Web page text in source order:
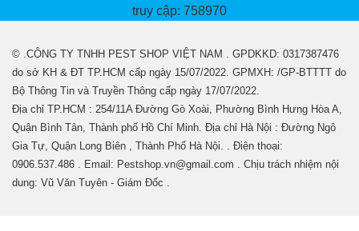
truy cập: 758970
© .CÔNG TY TNHH PEST SHOP VIỆT NAM . GPDKKD: 0317387476
do sở KH & ĐT TP.HCM cấp ngày 15/07/2022. GPMXH: /GP-BTTTT do
Bộ Thông Tin và Truyền Thông cấp ngày 17/07/2022.
Địa chỉ TP.HCM : 254/11A Đường Gò Xoài, Phường Bình Hưng Hòa A,
Quận Bình Tân, Thành phố Hồ Chí Minh. Địa chỉ Hà Nội : Đường Ngô
Gia Tự, Quận Long Biên , Thành Phố Hà Nội. . Điện thoại:
0906.537.486 . Email: Pestshop.vn@gmail.com . Chịu trách nhiệm nội
dung: Vũ Văn Tuyên - Giám Đốc .